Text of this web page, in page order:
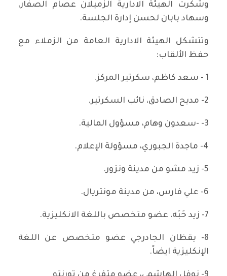
وشكرت الهيئة الادارية الزميلان عصام الصفار،
وسهاد بابان لحسن إدارة الجلسة.
وتتشكل الهيئة الادارية العامة من الزملاء مع
حفظ الألقاب:
1 - سعد كاظم، سكرتير المركز.
2- مديح الصادق، نائب السكرتير.
3- -سعدون وهام، مسؤول المالية.
4- ماجدة الجبوري، مسؤولة الإعلام.
5- زيد مشو من مدينة ونزور.
6- علي فارس، من مدينة مونتريال.
7- زيد حَبَه، عضو متخصص باللغة الانكليزية.
8- يقظان الجادرجي عضو متخصص عن اللغة
الإنكليزية ايضاً.